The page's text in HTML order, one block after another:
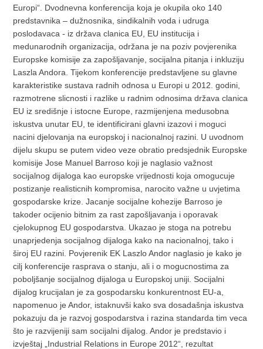
Europi“. Dvodnevna konferencija koja je okupila oko 140
predstavnika – dužnosnika, sindikalnih voda i udruga
poslodavaca - iz država clanica EU, EU institucija i
medunarodnih organizacija, održana je na poziv povjerenika
Europske komisije za zapošljavanje, socijalna pitanja i inkluziju
Laszla Andora. Tijekom konferencije predstavljene su glavne
karakteristike sustava radnih odnosa u Europi u 2012. godini,
razmotrene slicnosti i razlike u radnim odnosima država clanica
EU iz središnje i istocne Europe, razmijenjena medusobna
iskustva unutar EU, te identificirani glavni izazovi i moguci
nacini djelovanja na europskoj i nacionalnoj razini. U uvodnom
dijelu skupu se putem video veze obratio predsjednik Europske
komisije Jose Manuel Barroso koji je naglasio važnost
socijalnog dijaloga kao europske vrijednosti koja omogucuje
postizanje realisticnih kompromisa, narocito važne u uvjetima
gospodarske krize. Jacanje socijalne kohezije Barroso je
takoder ocijenio bitnim za rast zapošljavanja i oporavak
cjelokupnog EU gospodarstva. Ukazao je stoga na potrebu
unaprjedenja socijalnog dijaloga kako na nacionalnoj, tako i
široj EU razini. Povjerenik EK Laszlo Andor naglasio je kako je
cilj konferencije rasprava o stanju, ali i o mogucnostima za
poboljšanje socijalnog dijaloga u Europskoj uniji. Socijalni
dijalog krucijalan je za gospodarsku konkurentnost EU-a,
napomenuo je Andor, istaknuvši kako sva dosadašnja iskustva
pokazuju da je razvoj gospodarstva i razina standarda tim veca
što je razvijeniji sam socijalni dijalog. Andor je predstavio i
izvještaj „Industrial Relations in Europe 2012“, rezultat